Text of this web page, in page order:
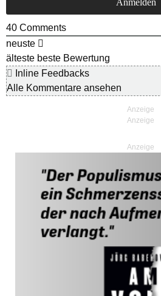
40 Comments
neuste
älteste beste Bewertung
Inline Feedbacks
Alle Kommentare ansehen
Anzeige